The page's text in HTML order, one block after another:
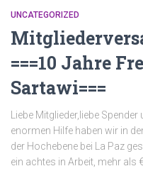
UNCATEGORIZED
===10 Jahre
Sartawi===
Liebe Mitglieder,liebe
enormen Hilfe haben wir in
der Hochebene bei La Paz
ein achtes in Arbeit, mehr als